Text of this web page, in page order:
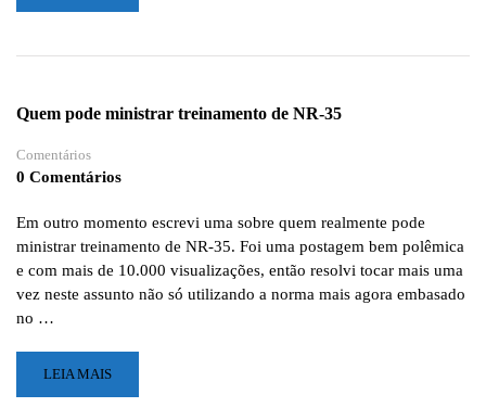
MAIS
NORMAS
2023
Quem pode ministrar treinamento de NR-35
Comentários
0 Comentários
Em outro momento escrevi uma sobre quem realmente pode
ministrar treinamento de NR-35. Foi uma postagem bem polêmica
e com mais de 10.000 visualizações, então resolvi tocar mais uma
vez neste assunto não só utilizando a norma mais agora embasado
no …
LEIA
MAIS
LEIA MAIS